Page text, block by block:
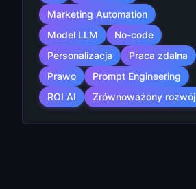
Marketing Automation
Model LLM
No-code
Personalizacja
Praca zdalna
Prawo
Prompt Engineering
ROI AI
Zrównoważony rozwój